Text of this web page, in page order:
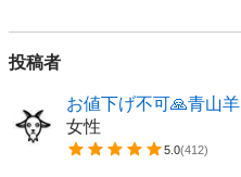
投稿者
お値下げ不可🙏青山羊
女性
5.0(412)